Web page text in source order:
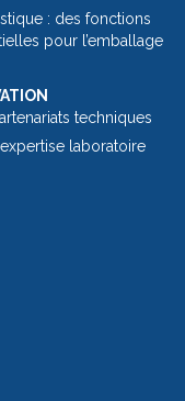
: des fonctions
pour l’emballage​
techniques
laboratoire